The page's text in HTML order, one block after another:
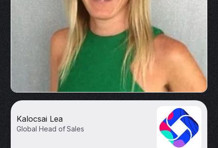
Kalocsai Lea
Global Head of Sales